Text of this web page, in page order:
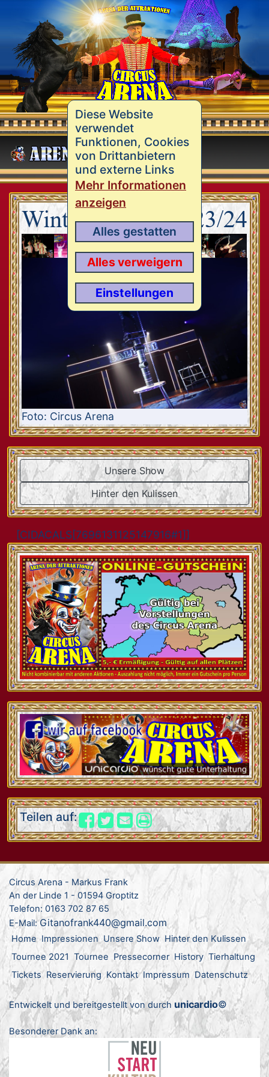
MENÜ
Diese Website
verwendet
Funktionen, Cookies
von Drittanbietern
und externe Links
Mehr Informationen
anzeigen
Alles gestatten
Alles verweigern
Einstellungen
Winterprogramm 23/24
Foto: Circus Arena
Unsere Show
Hinter den Kulissen
[CIDACALS[7696131125147916#1]]
Teilen auf:
Circus Arena - Markus Frank
An der Linde 1 - 01594 Groptitz
Telefon: 0163 702 87 65
E-Mail:Gitanofrank440@gmail.com
Home Impressionen Unsere Show Hinter den Kulissen
Tournee 2021 Tournee Pressecorner History Tierhaltung
Tickets Reservierung Kontakt Impressum Datenschutz
Entwickelt und bereitgestellt von durch unicardio©
Besonderer Dank an: